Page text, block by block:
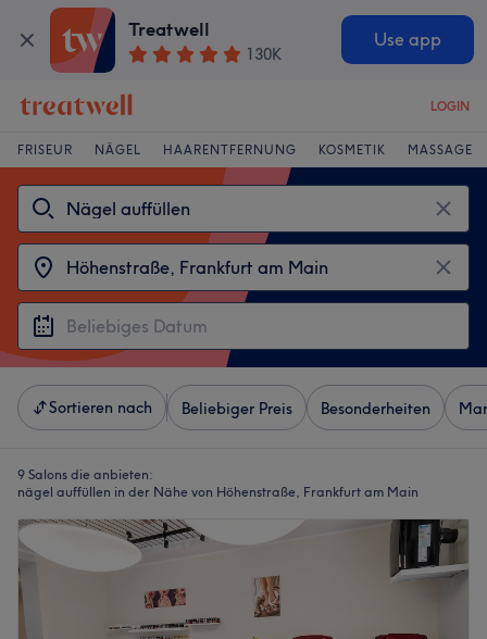
Treatwell
130K
Use app
LOGIN
FRISEUR NÄGEL HAARENTFERNUNG KOSMETIK MASSAGE
Sortieren nach Beliebiger Preis Besonderheiten
9 Salons die anbieten:
nägel auffüllen in der Nähe von Höhenstraße, Frankfurt am Main